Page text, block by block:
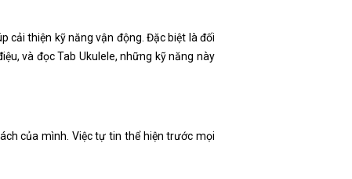
cải thiện kỹ năng vận động. Đặc biệt là đối
và đọc Tab Ukulele, những kỹ năng này
của mình. Việc tự tin thể hiện trước mọi